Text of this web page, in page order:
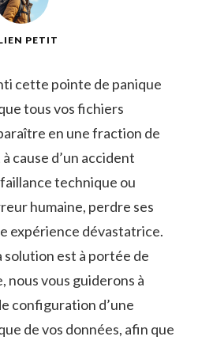
PETIT
cette ⁣pointe de panique
tous vos fichiers
en ⁣une fraction de
cause ⁤d’un accident⁤
technique ‍ou
humaine,⁣ perdre ses‌
expérience⁣ dévastatrice.‌
solution est à ⁢portée de
nous vous guiderons à
configuration d’une
de vos données, afin que